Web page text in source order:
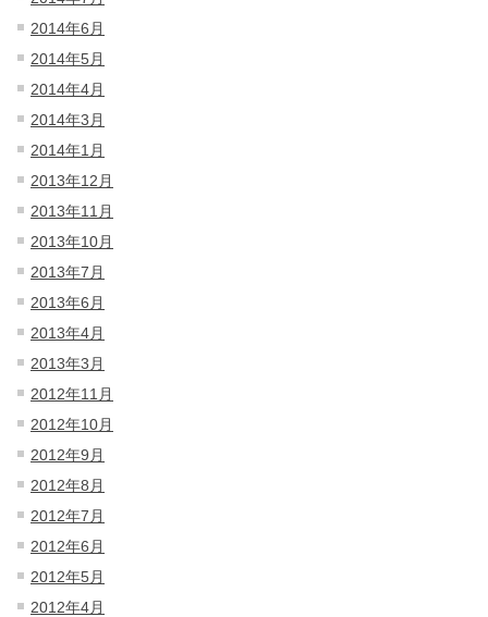
2014年6月
2014年5月
2014年4月
2014年3月
2014年1月
2013年12月
2013年11月
2013年10月
2013年7月
2013年6月
2013年4月
2013年3月
2012年11月
2012年10月
2012年9月
2012年8月
2012年7月
2012年6月
2012年5月
2012年4月